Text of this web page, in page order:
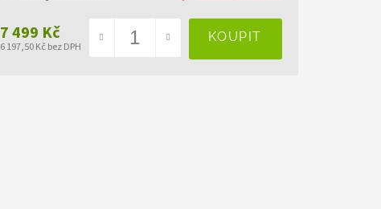
7 499 Kč
6 197,50 Kč bez DPH